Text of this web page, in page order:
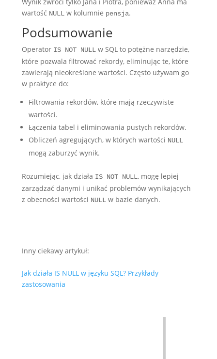
wartość NULLw kolumnie pensja.
Podsumowanie
Operator IS NOT NULLw SQL to potężne narzędzie,
które pozwala filtrować rekordy, eliminując te, które
zawierają nieokreślone wartości. Często używam go
w praktyce do:
Filtrowania rekordów, które mają rzeczywiste
wartości.
Łączenia tabel i eliminowania pustych rekordów.
Obliczeń agregujących, w których wartości NULL
mogą zaburzyć wynik.
Rozumiejąc, jak działa IS NOT NULL, mogę lepiej
zarządzać danymi i unikać problemów wynikających
z obecności wartości NULLw bazie danych.
Inny ciekawy artykuł:
Jak działa IS NULL w języku SQL? Przykłady
zastosowania